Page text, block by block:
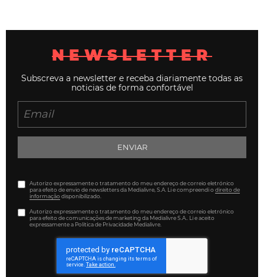
NEWSLETTER
Subscreva a newsletter e receba diariamente todas as
noticias de forma confortável
ENVIAR
Autorizo expressamente o tratamento do meu endereço de correio eletrónico
para efeito de envio de newsletters da Medialivre, S.A. Li e compreendi odireito de
informaçãodisponibilizado.
Autorizo expressamente o tratamento do meu endereço de correio eletrónico
para efeito de comunicações de marketing da Medialivre S.A.. Li e aceito
expressamente a Política de Privacidade Medialivre.